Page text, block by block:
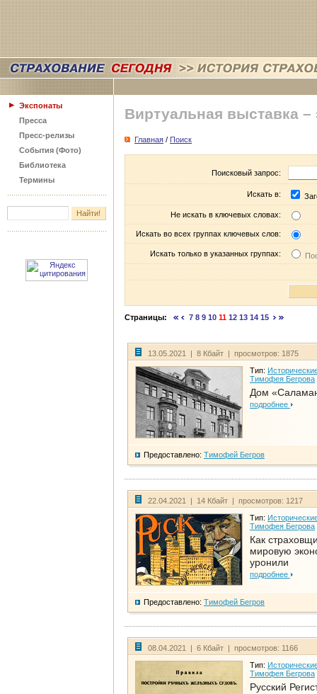
Экспонаты
Пресса
Пресс-релизы
События (Фото)
Библиотека
Термины
Виртуальная выставка –
Главная / Поиск
Поисковый запрос:
Искать в:
Не искать в ключевых словах:
Искать во всех группах ключевых слов:
Искать только в указанных группах:
Страницы: 7 8 9 10 11 12 13 14 15
13.05.2021 | 8 Кбайт | просмотров: 1875
Тип:
Тимофея Бегрова
Дом
подробнее
Предоставлено: Тимофей Бегров
22.04.2021 | 14 Кбайт | просмотров: 1217
Тип:
Тимофея Бегрова
Как
мировую
уронили
подробнее
Предоставлено: Тимофей Бегров
08.04.2021 | 6 Кбайт | просмотров: 1166
Тип:
Тимофея Бегрова
Русский